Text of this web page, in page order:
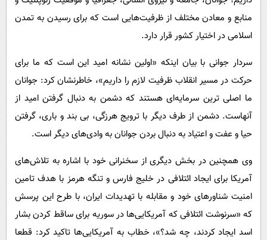
منابع و معادن مختلف از ظرفیت‌هایی است که برای رسیدن به تمدن
اسلامی در اختیار کشور قرار دارد.
سردار جوانی با بیان اینکه «اولین نشانه امید این است که ما برای
حرکت در مسیر انقلاب ظرفیت لازم را داریم»، خاطرنشان کرد: جوانان
ما اصلی ترین سرمایه‌ای هستند که دشمن به دنبال گرفتن امید از
آنهاست. دشمن از طرف دیگر با ترویج هرزگی، بی بند و باری، گرفتن
حیا و عفت و اعتیاد به دنبال بردن جوانان به وادی‌های دیگر است.
وی همچنین در بخش دیگری از سخنرانی خود با اشاره به تلاش‌های
آمریکا برای ایجاد ائتلافی در خلیج فارس و تنگه هرمز با هدف تامین
امنیت شناورهای خود و مقابله با تهدیدات ایران، با طرح این پرسش
که «سرنوشت ائتلافی که آمریکایی‌ها در سوریه برای ساقط کردن بشار
اسد ایجاد کردند، چه شد؟»، خطاب به آمریکایی‌ها تاکید کرد: قطعا